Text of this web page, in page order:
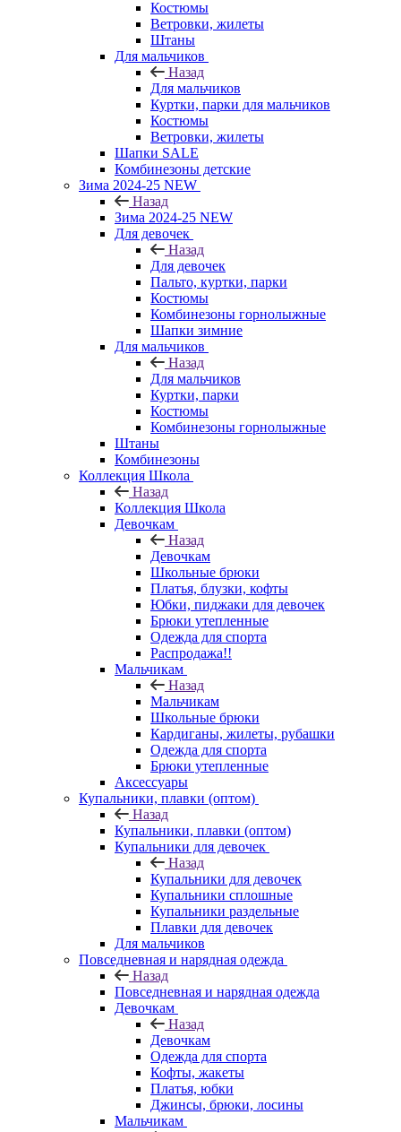
Костюмы
Ветровки, жилеты
Штаны
Для мальчиков
Назад
Для мальчиков
Куртки, парки для мальчиков
Костюмы
Ветровки, жилеты
Шапки SALE
Комбинезоны детские
Зима 2024-25 NEW
Назад
Зима 2024-25 NEW
Для девочек
Назад
Для девочек
Пальто, куртки, парки
Костюмы
Комбинезоны горнолыжные
Шапки зимние
Для мальчиков
Назад
Для мальчиков
Куртки, парки
Костюмы
Комбинезоны горнолыжные
Штаны
Комбинезоны
Коллекция Школа
Назад
Коллекция Школа
Девочкам
Назад
Девочкам
Школьные брюки
Платья, блузки, кофты
Юбки, пиджаки для девочек
Брюки утепленные
Одежда для спорта
Распродажа!!
Мальчикам
Назад
Мальчикам
Школьные брюки
Кардиганы, жилеты, рубашки
Одежда для спорта
Брюки утепленные
Аксессуары
Купальники, плавки (оптом)
Назад
Купальники, плавки (оптом)
Купальники для девочек
Назад
Купальники для девочек
Купальники сплошные
Купальники раздельные
Плавки для девочек
Для мальчиков
Повседневная и нарядная одежда
Назад
Повседневная и нарядная одежда
Девочкам
Назад
Девочкам
Одежда для спорта
Кофты, жакеты
Платья, юбки
Джинсы, брюки, лосины
Мальчикам